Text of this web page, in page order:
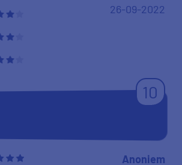
26-09-2022
10
Anoniem